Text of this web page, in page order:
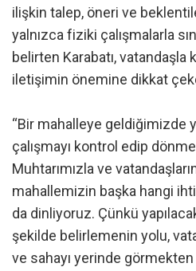
ilişkin talep, öneri ve
yalnızca fiziki çalışmalarla
belirten Karabatı, vatandaşla
iletişimin önemine dikkat
“Bir mahalleye geldiğimizde
çalışmayı kontrol edip
Muhtarımızla ve
mahallemizin başka hangi
da dinliyoruz. Çünkü
şekilde belirlemenin yolu,
ve sahayı yerinde görmekten